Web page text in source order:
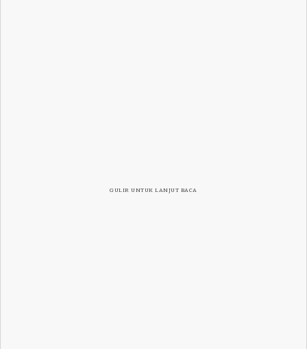
GULIR UNTUK LANJUT BACA